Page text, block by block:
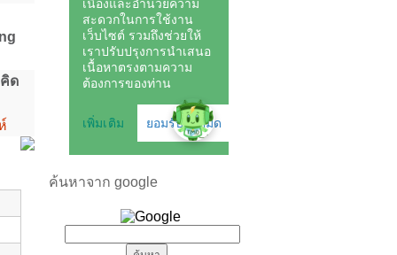
ด
ค้นหาจาก google